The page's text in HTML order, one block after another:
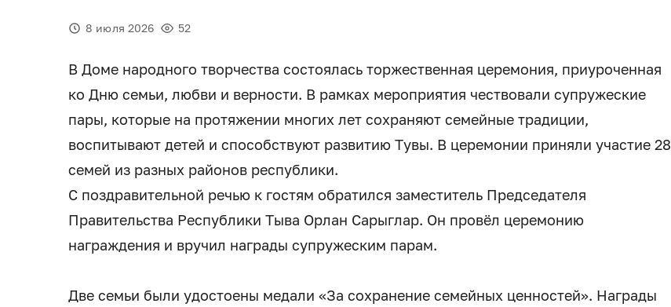
8 июля 2026 52
В Доме народного творчества состоялась торжественная церемония, приуроченная
ко Дню семьи, любви и верности. В рамках мероприятия чествовали супружеские
пары, которые на протяжении многих лет сохраняют семейные традиции,
воспитывают детей и способствуют развитию Тувы. В церемонии приняли участие 28
семей из разных районов республики.
С поздравительной речью к гостям обратился заместитель Председателя
Правительства Республики Тыва Орлан Сарыглар. Он провёл церемонию
награждения и вручил награды супружеским парам.
Две семьи были удостоены медали «За сохранение семейных ценностей». Награды